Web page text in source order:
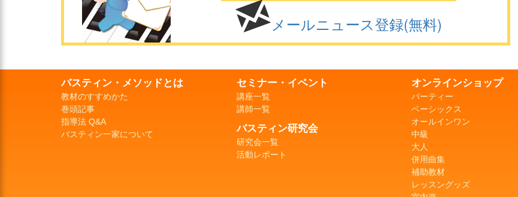
メールニュース登録(無料)
バスティン・メソッドとは
教材のすすめかた
巻頭記事
指導法 Q&A
バスティン一家について
セミナー・イベント
講座一覧
講師一覧
バスティン研究会
研究会一覧
活動レポート
オンラインショップ
パーティー
ベーシックス
オールインワン
中級
大人
併用曲集
補助教材
レッスングッズ